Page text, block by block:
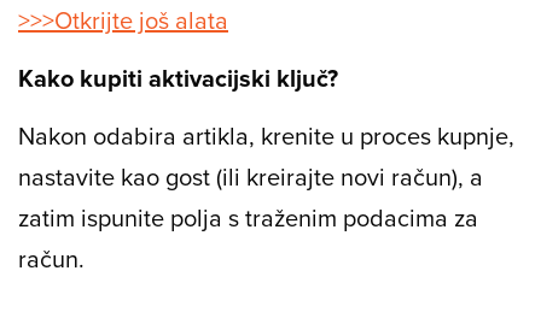
>>>Otkrijte još alata
Kako kupiti aktivacijski ključ?
Nakon odabira artikla, krenite u proces kupnje,
nastavite kao gost (ili kreirajte novi račun), a
zatim ispunite polja s traženim podacima za
račun.